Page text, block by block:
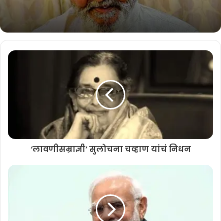
गोवा मराठी चित्रपट महोत्सवात घ्या ‘या’
August 3, 2026
पाय नसलेली माणसं’बद्दल…
August 2, 2026
जीवनगौरव यशवंत पुरस्काराची सुरुवात तर झालीच त्याचबरोबर कराड नगर
परिषदेच्या वतीने ही एक सेना अधिकारी प्रतिवर्षी सन्मानित व्हावा हाही विचार
स्थानिक लोकप्रतिनिधींकडून पुढे आला. नेहमीच सहकार्याचा पुरस्कार करणाऱ्या
कराड नगर परिषदेने याही सूचनेचा उचित गौरव करून अनोखी प्रथा येथे सुरू
झाली. एखाद्या स्थानिक स्वराज्य संस्थेकडून सैन्य दलातील अधिकाऱ्यास सन्मानित
हा विचारच मुळी रोमांचित करणारा आहे तो विचार प्रत्यक्ष कृतीत उतरवण्याचे मोठे
काम कराड नगरपरिषद सुमारे दोन दशके अव्यह्तपणे करत आहे. हा उपक्रम
‘लावणीसम्राज्ञी’ सुलोचना चव्हाण यांचं निधन